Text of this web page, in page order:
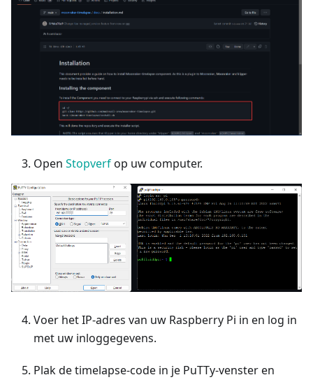
Open Stopverfop uw computer.
Voer het IP-adres van uw Raspberry Pi in en log in
met uw inloggegevens.
Plak de timelapse-code in je PuTTy-venster en